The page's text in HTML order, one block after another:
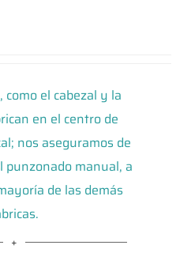
como el cabezal y la
en el centro de
nos aseguramos de
punzonado manual, a
de las demás